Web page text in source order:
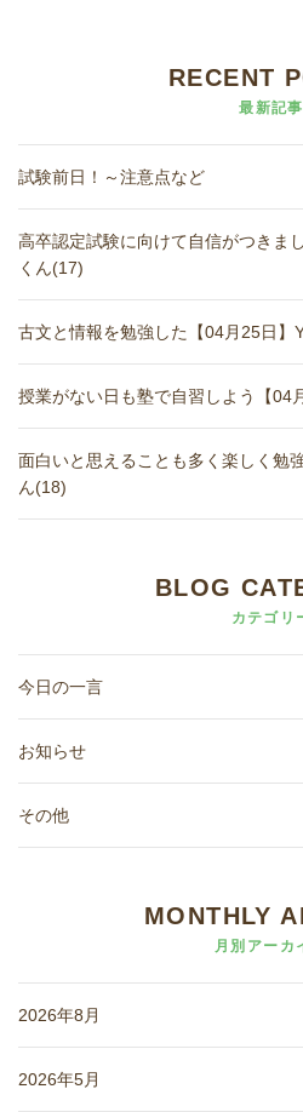
RECENT
最新記事
試験前日！～注意点など
高卒認定試験に向けて自信がつきま
くん(17)
古文と情報を勉強した【04月25日】
授業がない日も塾で自習しよう【04
面白いと思えることも多く楽しく勉
ん(18)
BLOG
カテゴリ
今日の一言
お知らせ
その他
MONTHLY
月別アーカ
2026年8月
2026年5月